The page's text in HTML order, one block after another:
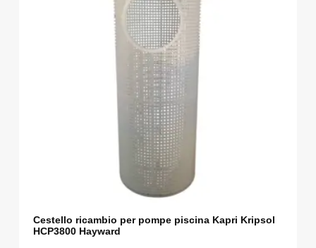
Cestello ricambio per pompe piscina Kapri Kripsol
HCP3800 Hayward